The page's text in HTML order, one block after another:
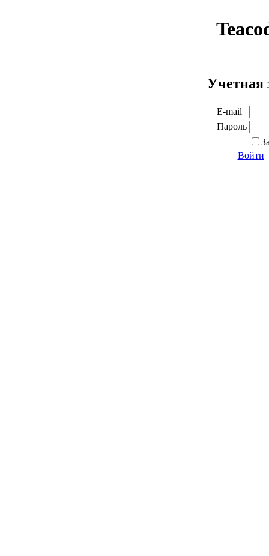
Учетная
E-mail
Пароль
Войти